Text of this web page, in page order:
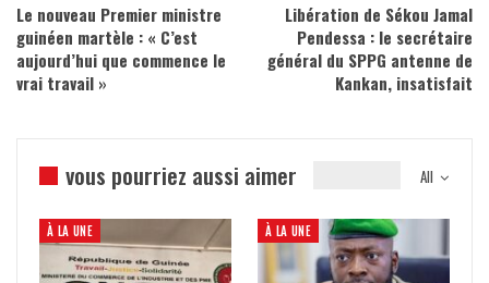
Le nouveau Premier ministre
guinéen martèle : « C’est
aujourd’hui que commence le
vrai travail »
Libération de Sékou Jamal
Pendessa : le secrétaire
général du SPPG antenne de
Kankan, insatisfait
All
vous pourriez aussi aimer
À LA UNE À LA UNE